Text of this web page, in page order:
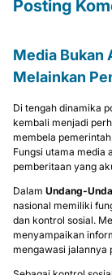
Media Bukan
Melainkan
Di tengah dinamika
kembali menjadi
membela
Fungsi utama media
pemberitaan yang
DalamUndang-
nasional memiliki
dan kontrol sosial.
menyampaikan